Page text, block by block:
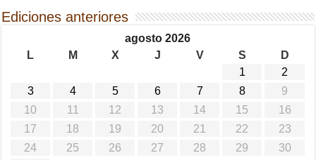
Ediciones anteriores
agosto 2026
L
M X J V S
D
1
2
3
4 5 6 7 8
9
10
11 12 13 14 15
16
17
18 19 20 21 22
23
24
25 26 27 28 29
30